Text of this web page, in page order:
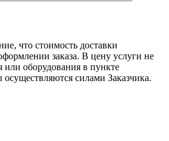
что стоимость доставки
заказа. В цену услуги не
или оборудования в пункте
силами Заказчика.